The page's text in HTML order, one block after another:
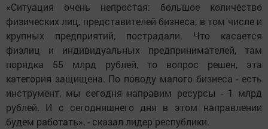
«Ситуация очень непростая: большое количество
физических лиц, представителей бизнеса, в том числе и
крупных предприятий, пострадали. Что касается
физлиц и индивидуальных предпринимателей, там
порядка 55 млрд рублей, то вопрос решен, эта
категория защищена. По поводу малого бизнеса - есть
инструмент, мы сегодня направим ресурсы - 1 млрд
рублей. И с сегодняшнего дня в этом направлении
будем работать», - сказал лидер республики.